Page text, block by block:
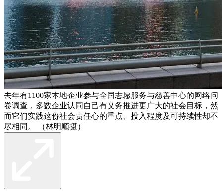
去年有1100家本地企业参与全国志愿服务与慈善中心的网络问
卷调查，多数企业认同自己有义务推进更广大的社会目标，然
而它们实践这份社会责任心的重点、投入程度及可持续性却不
尽相同。 （林明顺摄）